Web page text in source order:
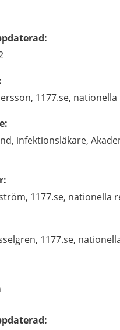
:
:
1177.se,
:
infektionsläkare,
:
1177.se, nationella
1177.se,
: